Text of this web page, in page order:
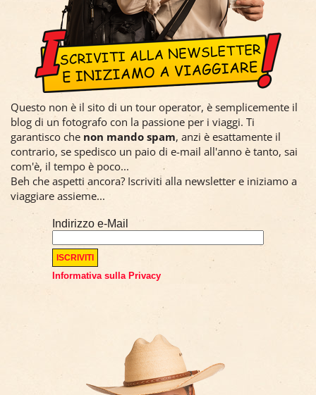
Questo non è il sito di un tour operator, è semplicemente il
blog di un fotografo con la passione per i viaggi. Ti
garantisco che non mando spam, anzi è esattamente il
contrario, se spedisco un paio di e-mail all'anno è tanto, sai
com'è, il tempo è poco...
Beh che aspetti ancora? Iscriviti alla newsletter e iniziamo a
viaggiare assieme...